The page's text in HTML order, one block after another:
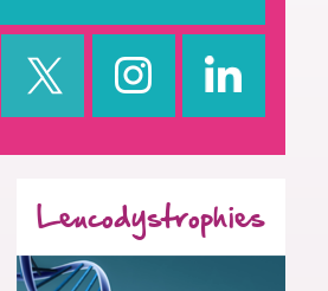
Leucodystrophies